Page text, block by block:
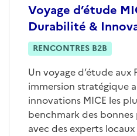
Voyage d’étude
Durabilité &
RENCONTRES B2B
Un voyage d’étude aux
immersion stratégique
innovations MICE les
benchmark des
avec des experts